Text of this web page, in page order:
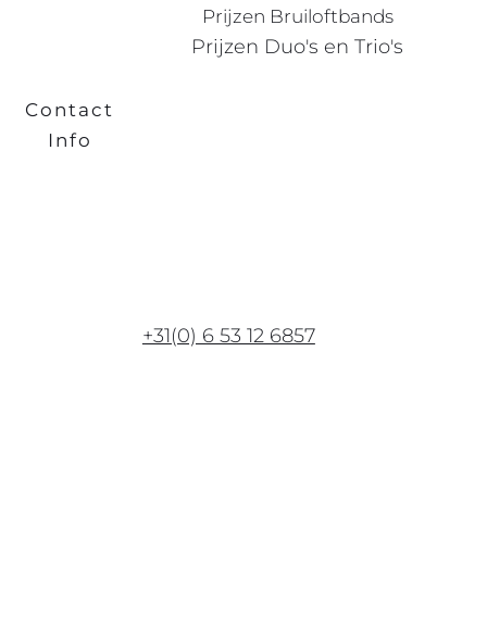
Prijzen Bruiloftbands
Prijzen Duo's en Trio's
Contact
Info
+31(0) 6 53 12 6857